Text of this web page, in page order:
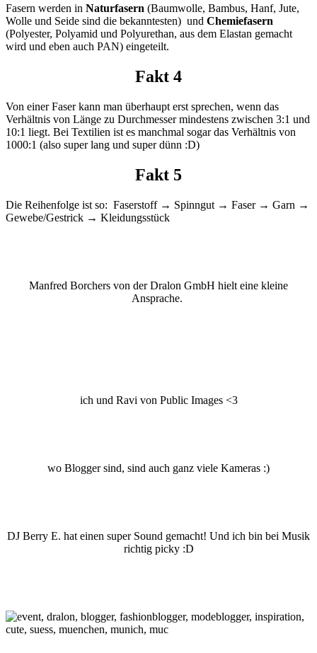
Fasern werden in Naturfasern (Baumwolle, Bambus, Hanf, Jute,
Wolle und Seide sind die bekanntesten) und Chemiefasern
(Polyester, Polyamid und Polyurethan, aus dem Elastan gemacht
wird und eben auch PAN) eingeteilt.
Fakt 4
Von einer Faser kann man überhaupt erst sprechen, wenn das
Verhältnis von Länge zu Durchmesser mindestens zwischen 3:1 und
10:1 liegt. Bei Textilien ist es manchmal sogar das Verhältnis von
1000:1 (also super lang und super dünn :D)
Fakt 5
Die Reihenfolge ist so: Faserstoff → Spinngut → Faser → Garn →
Gewebe/Gestrick → Kleidungsstück
Manfred Borchers von der Dralon GmbH hielt eine kleine
Ansprache.
ich und Ravi von Public Images <3
wo Blogger sind, sind auch ganz viele Kameras :)
DJ Berry E. hat einen super Sound gemacht! Und ich bin bei Musik
richtig picky :D